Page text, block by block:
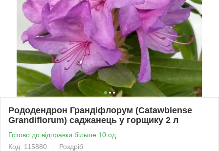
Рододендрон Грандіфлорум (Catawbiense
Grandiflorum) саджанець у горщику 2 л
Готово до відправки більше 10 од.
Код: 115880
Роздріб